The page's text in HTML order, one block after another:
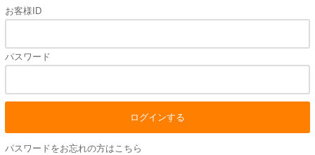
お客様ID
パスワード
パスワードをお忘れの方はこちら